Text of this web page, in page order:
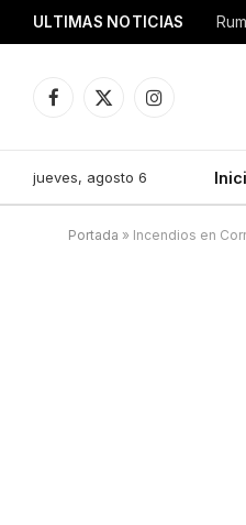
ULTIMAS NOTICIAS
Facebook
X
Instagram
jueves, agosto 6
Portada » Incendios en